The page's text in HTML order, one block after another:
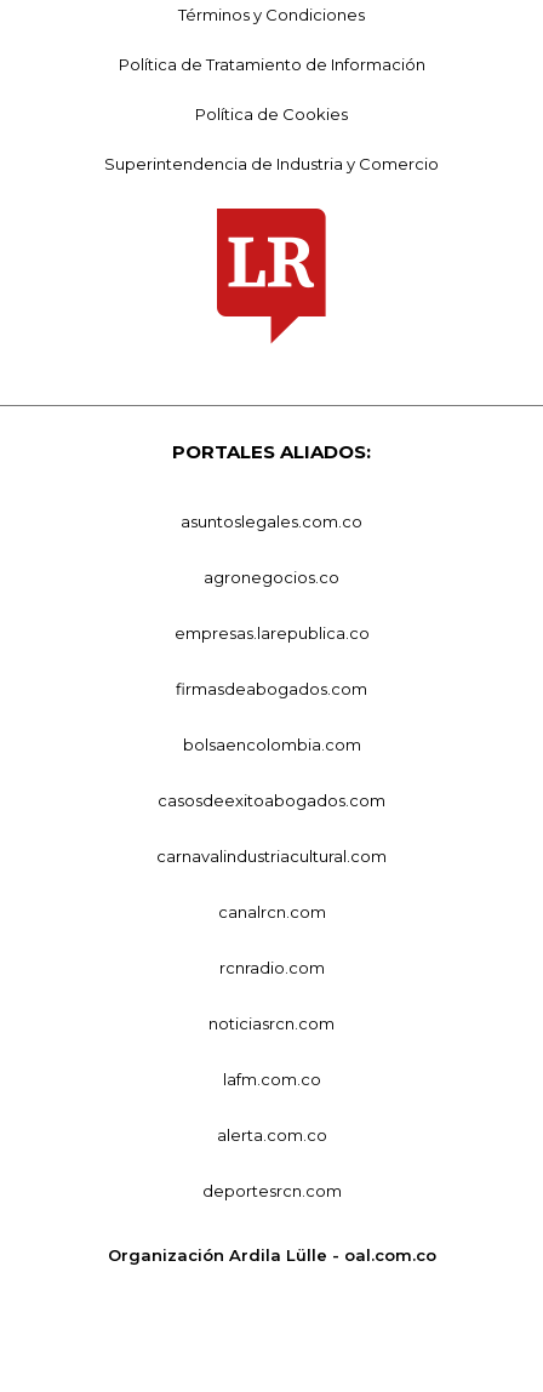
Términos y Condiciones
Política de Tratamiento de Información
Política de Cookies
Superintendencia de Industria y Comercio
PORTALES ALIADOS:
asuntoslegales.com.co
agronegocios.co
empresas.larepublica.co
firmasdeabogados.com
bolsaencolombia.com
casosdeexitoabogados.com
carnavalindustriacultural.com
canalrcn.com
rcnradio.com
noticiasrcn.com
lafm.com.co
alerta.com.co
deportesrcn.com
Organización Ardila Lülle - oal.com.co